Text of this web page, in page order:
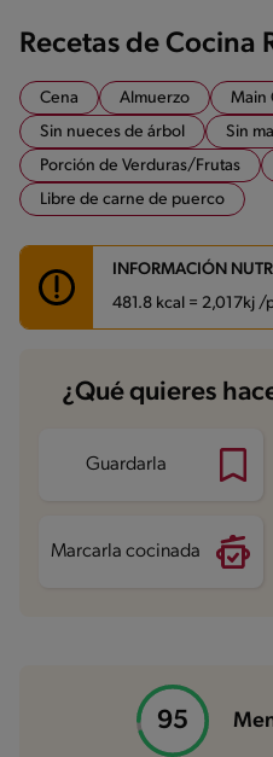
Recetas de Cocina
Cena Almuerzo
Main
Sin nueces de árbol
Sin
Porción de Verduras/Frutas
Libre de carne de puerco
INFORMACIÓN
481.8 kcal = 2,017kj /
Carbohidratos 52.8 g
Energía 481.8 kcal
Proteína
Grasas saturadas 2.2 g
¿Qué quieres
Guardarla
Marcarla cocinada